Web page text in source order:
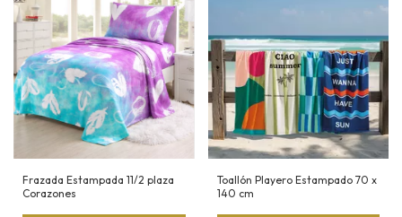
Frazada Estampada 11/2 plaza
Corazones
Toallón Playero Estampado 70 x
140 cm